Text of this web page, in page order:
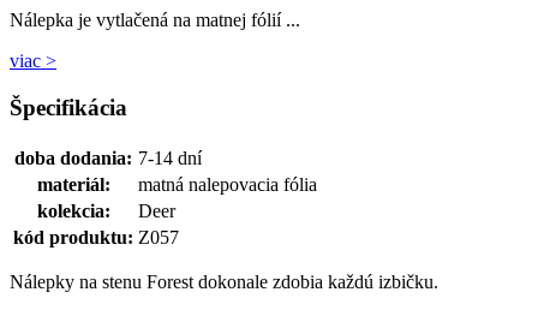
Nálepka je vytlačená na matnej fólií ...
viac >
Špecifikácia
doba dodania: 7-14 dní
materiál:
matná nalepovacia fólia
kolekcia:
Deer
kód produktu: Z057
Nálepky na stenu Forest dokonale zdobia každú izbičku.